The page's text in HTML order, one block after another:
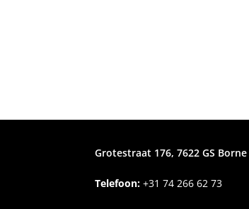
Grotestraat 176, 7622 GS Borne
Telefoon: +3174 266 62 73